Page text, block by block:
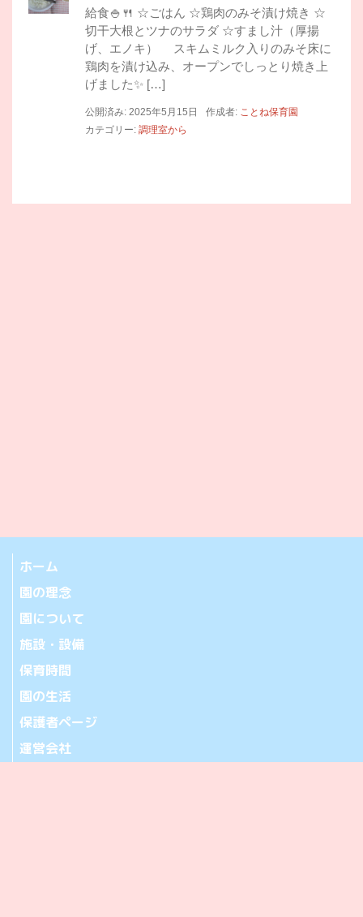
給食🍚🍴 ☆ごはん ☆鶏肉のみそ漬け焼き ☆
切干大根とツナのサラダ ☆すまし汁（厚揚
げ、エノキ） スキムミルク入りのみそ床に
鶏肉を漬け込み、オープンでしっとり焼き上
げました✨ […]
公開済み: 2025年5月15日 作成者: ことね保育園
カテゴリー: 調理室から
ホーム
園の理念
園について
施設・設備
保育時間
園の生活
保護者ページ
運営会社